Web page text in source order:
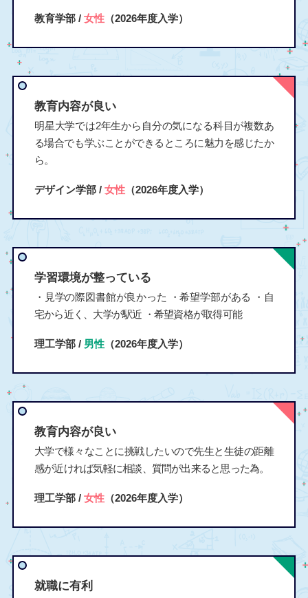
教育学部 / 女性（2026年度入学）
教育内容が良い
明星大学では2年生から自分の気になる科目が複数あ
る場合でも学ぶことができるところに魅力を感じたか
ら。
デザイン学部 / 女性（2026年度入学）
学習環境が整っている
・見学の際図書館が良かった ・希望学部がある ・自
宅から近く、大学が駅近 ・希望資格が取得可能
理工学部 / 男性（2026年度入学）
教育内容が良い
大学で様々なことに挑戦したいので先生と生徒の距離
感が近ければ気軽に相談、質問が出来ると思った為。
理工学部 / 女性（2026年度入学）
就職に有利